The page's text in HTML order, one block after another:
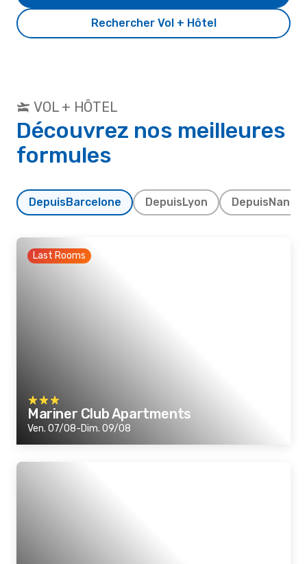
Rechercher Vol + Hôtel
VOL + HÔTEL
Découvrez nos meilleures
formules
DepuisBarcelone Depuis Lyon Depuis
Last Rooms
Mariner Club Apartments
Ven. 07/08-Dim. 09/08